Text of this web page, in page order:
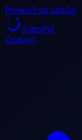
Preskoči na sadržaj
AstroPut
Znakovi